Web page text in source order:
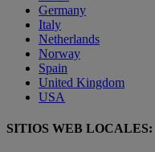
Germany
Italy
Netherlands
Norway
Spain
United Kingdom
USA
SITIOS WEB LOCALES: